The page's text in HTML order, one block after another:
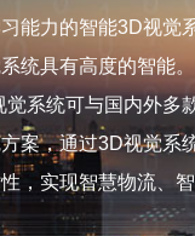
能力的智能3D视
统具有高度的智能
系统可与国内外
案，通过3D视觉
，实现智慧物流、